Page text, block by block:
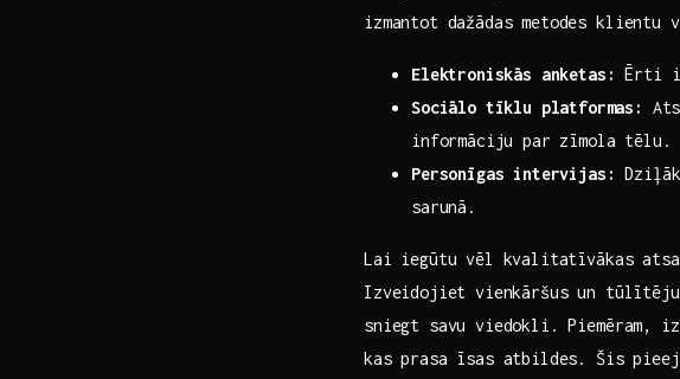
izmantot dažādas metodes
Elektroniskās anketas: Ērti
Sociālo tīklu platformas:
informāciju par zīmola tēlu.
Personīgas intervijas:
sarunā.
Lai iegūtu vēl kvalitatīvākas
Izveidojiet vienkāršus un
sniegt savu viedokli. Piemēram,
kas prasa īsas atbildes. Šis